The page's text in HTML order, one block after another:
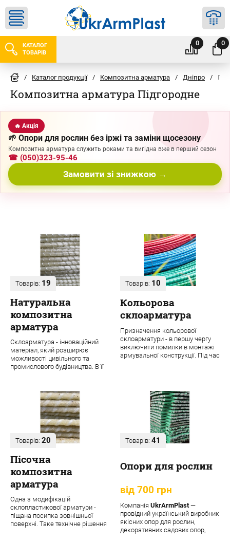
КАТАЛОГ
ТОВАРІВ
0 0
/ Каталог продукції / Композитна арматура / Дніпро /
Композитна арматура Підгородне
🔥 Акція
🌱 Опори для рослин без іржі та заміни щосезону
Композитна арматура служить роками та вигідна вже в перший сезон
☎ (050)323-95-46
Замовити зі знижкою →
Товарів: 19
Натуральна
композитна
арматура
Склоарматура - інноваційний
матеріал, який розширює
можливості цивільного та
промислового будівництва. В її
Товарів: 10
Кольорова
склоарматура
Призначення кольорової
склоарматури - в першу чергу
виключити помилки в монтажі
армувальної конструкції. Під час
Товарів: 20
Пісочна
композитна
арматура
Одна з модифікацій
склопластикової арматури -
піщана посипка зовнішньої
поверхні. Таке технічне рішення
Товарів: 41
Опори для рослин
від 700 грн
Компанія UkrArmPlast—
провідний український виробник
якісних опор для рослин,
декоративних садових опор,